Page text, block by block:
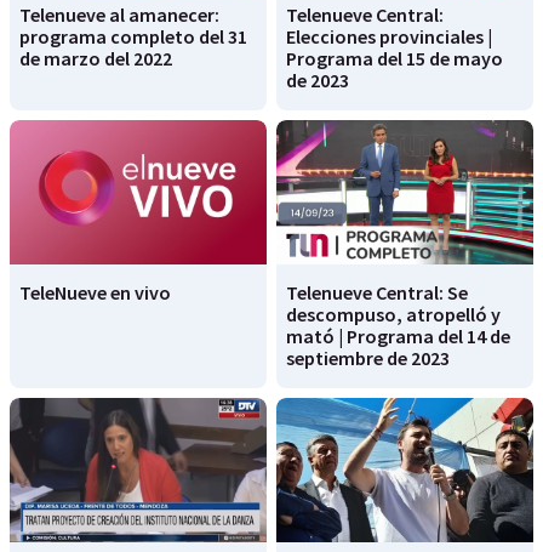
Telenueve al amanecer:
programa completo del 31
de marzo del 2022
Telenueve Central:
Elecciones provinciales |
Programa del 15 de mayo
de 2023
TeleNueve en vivo
Telenueve Central: Se
descompuso, atropelló y
mató | Programa del 14 de
septiembre de 2023